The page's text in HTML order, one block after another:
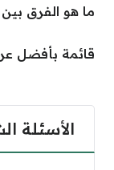
ما هو الفرق
قائمة بأفضل عروض
الأسئلة